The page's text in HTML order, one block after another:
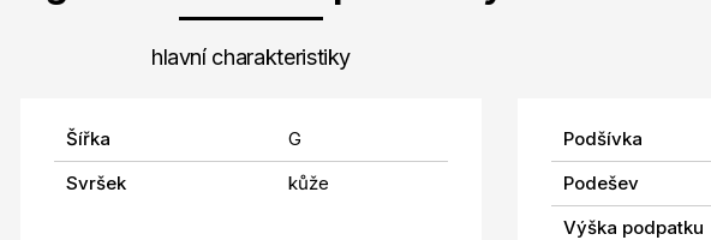
hlavní charakteristiky
Šířka
G
Svršek
kůže
Podšívka
Podešev
Výška podpatku